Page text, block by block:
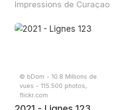
Impressions de Curaçao
© bDom - 10.8 Millions de
vues - 115.500 photos,
flickr.com